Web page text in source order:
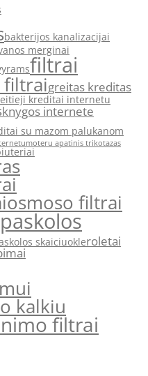
bakterijos kanalizacijai
merginai
filtrai
filtraigreitas kreditas
kreditai internetu
knygos internete
su mazom palukanom
moteru apatinis trikotazas
osmoso filtrai
paskolos
skaiciuokleroletai
kalkiu
filtrai